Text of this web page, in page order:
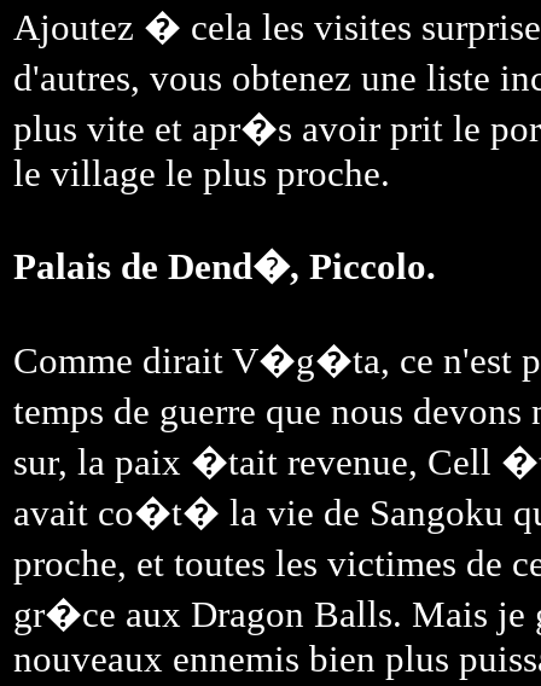
Ajoutez � cela les visites
d'autres, vous obtenez une liste
plus vite et apr�s avoir prit le
le village le plus proche.
Palais de Dend�, Piccolo.
Comme dirait V�g�ta, ce n'est
temps de guerre que nous
sur, la paix �tait revenue, Cell
avait co�t� la vie de Sangoku
proche, et toutes les victimes
gr�ce aux Dragon Balls. Mais je
nouveaux ennemis bien plus